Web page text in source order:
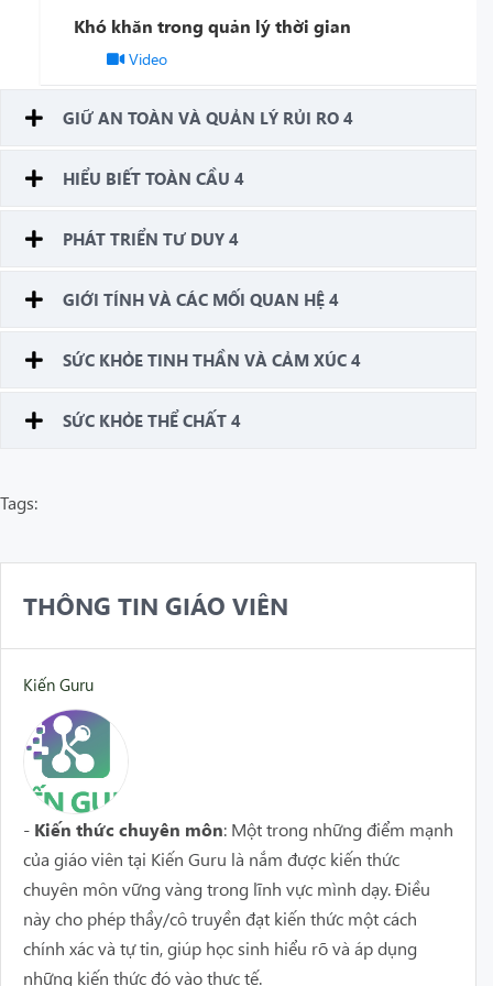
Khó khăn trong quản lý thời gian
Video
GIỮ AN TOÀN VÀ QUẢN LÝ RỦI RO 4
HIỂU BIẾT TOÀN CẦU 4
PHÁT TRIỂN TƯ DUY 4
GIỚI TÍNH VÀ CÁC MỐI QUAN HỆ 4
SỨC KHỎE TINH THẦN VÀ CẢM XÚC 4
SỨC KHỎE THỂ CHẤT 4
Tags:
THÔNG TIN GIÁO VIÊN
Kiến Guru
- Kiến thức chuyên môn: Một trong những điểm mạnh
của giáo viên tại Kiến Guru là nắm được kiến thức
chuyên môn vững vàng trong lĩnh vực mình dạy. Điều
này cho phép thầy/cô truyền đạt kiến thức một cách
chính xác và tự tin, giúp học sinh hiểu rõ và áp dụng
những kiến thức đó vào thực tế.